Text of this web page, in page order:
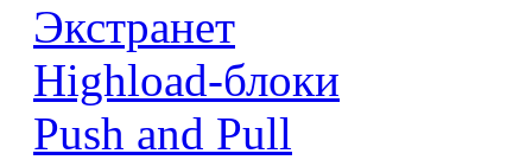
Экстранет
Highload-блоки
Push and Pull